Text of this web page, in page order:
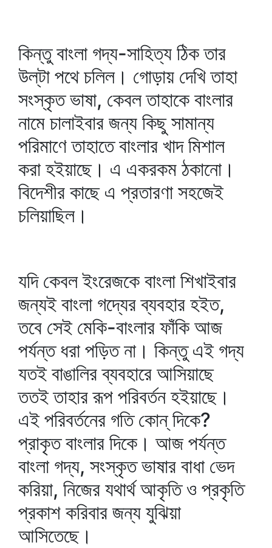
কিন্তু বাংলা গদ্য-সাহিত্য ঠিক তার
উল্‌টা পথে চলিল। গোড়ায় দেখি তাহা
সংস্কৃত ভাষা, কেবল তাহাকে বাংলার
নামে চালাইবার জন্য কিছু সামান্য
পরিমাণে তাহাতে বাংলার খাদ মিশাল
করা হইয়াছে। এ একরকম ঠকানো।
বিদেশীর কাছে এ প্রতারণা সহজেই
চলিয়াছিল।
যদি কেবল ইংরেজকে বাংলা শিখাইবার
জন্যই বাংলা গদ্যের ব্যবহার হইত,
তবে সেই মেকি-বাংলার ফাঁকি আজ
পর্যন্ত ধরা পড়িত না। কিন্তু এই গদ্য
যতই বাঙালির ব্যবহারে আসিয়াছে
ততই তাহার রূপ পরিবর্তন হইয়াছে।
এই পরিবর্তনের গতি কোন্‌ দিকে?
প্রাকৃত বাংলার দিকে। আজ পর্যন্ত
বাংলা গদ্য, সংস্কৃত ভাষার বাধা ভেদ
করিয়া, নিজের যথার্থ আকৃতি ও প্রকৃতি
প্রকাশ করিবার জন্য যুঝিয়া
আসিতেছে।